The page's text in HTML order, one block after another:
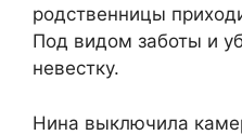
родственницы
Под видом заботы и
невестку.
Нина выключила